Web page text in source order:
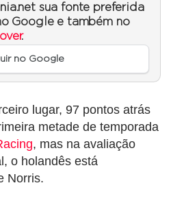
sua fonte preferida
Google e também no
.
no Google
lugar, 97 pontos atrás
metade de temporada
, mas na avaliação
o holandês está
Norris.